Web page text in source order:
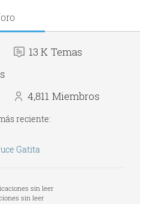
13 K Temas
4,811 Miembros
reciente:
Gatita
sin leer
sin leer